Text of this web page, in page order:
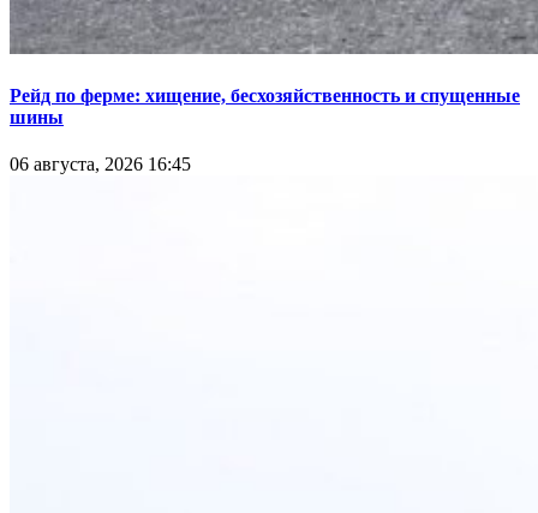
Рейд по ферме: хищение, бесхозяйственность и спущенные
шины
06 августа, 2026 16:45